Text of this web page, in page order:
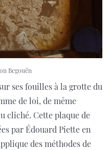
Begouën
ses fouilles à la grotte du
de loi, de même
cliché. Cette plaque de
par Édouard Piette en
des méthodes de